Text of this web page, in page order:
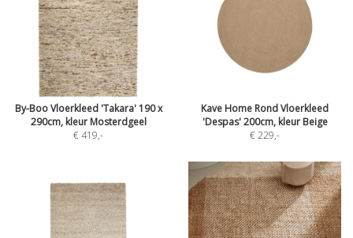
By-Boo Vloerkleed 'Takara' 190 x
290cm, kleur Mosterdgeel
€ 419,-
Kave Home Rond Vloerkleed
'Despas' 200cm, kleur Beige
€ 229,-